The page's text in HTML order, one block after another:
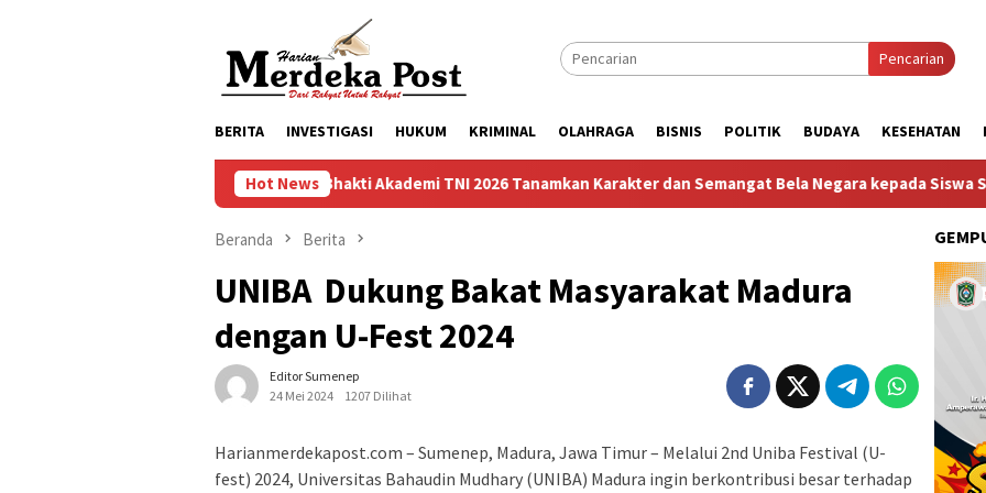
Pencarian
BERITA INVESTIGASI HUKUM KRIMINAL OLAHRAGA BISNIS POLITIK BUDAYA KESEHATAN
Hot News
Taruna Bhakti Akademi TNI 2026 Tanamkan Karakter dan Semangat Bela Negara kepada Siswa Sekolah Rakyat
Beranda Berita
UNIBA Dukung Bakat Masyarakat Madura
dengan U-Fest 2024
Editor Sumenep
24 Mei 2024
1207 Dilihat
Harianmerdekapost.com – Sumenep, Madura, Jawa Timur – Melalui 2nd Uniba Festival (U-
fest) 2024, Universitas Bahaudin Mudhary (UNIBA) Madura ingin berkontribusi besar terhadap